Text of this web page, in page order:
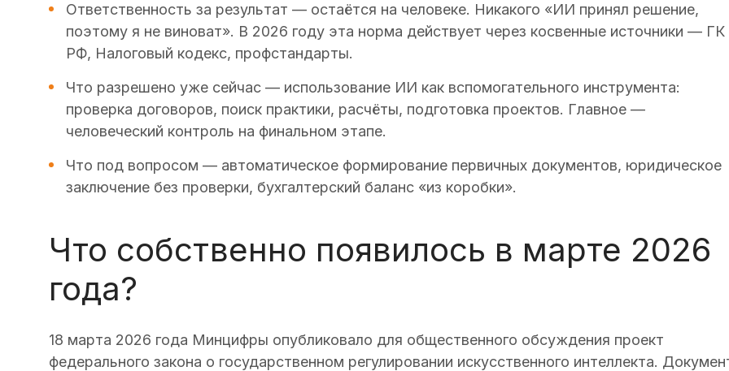
Ответственность за результат — остаётся на человеке. Никакого «ИИ принял решение,
поэтому я не виноват». В 2026 году эта норма действует через косвенные источники — ГК
РФ, Налоговый кодекс, профстандарты.
Что разрешено уже сейчас — использование ИИ как вспомогательного инструмента:
проверка договоров, поиск практики, расчёты, подготовка проектов. Главное —
человеческий контроль на финальном этапе.
Что под вопросом — автоматическое формирование первичных документов, юридическое
заключение без проверки, бухгалтерский баланс «из коробки».
Что собственно появилось в марте 2026
года?
18 марта 2026 года Минцифры опубликовало для общественного обсуждения проект
федерального закона о государственном регулировании искусственного интеллекта.